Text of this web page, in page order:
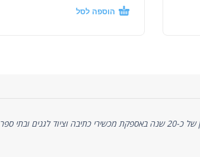
הוספה לסל
לנו ב"הדס - מכשירי כתיבה" יש ניסיון של כ-20 שנה באספקת מכשירי כתיבה וציוד לגנים ובתי ספר